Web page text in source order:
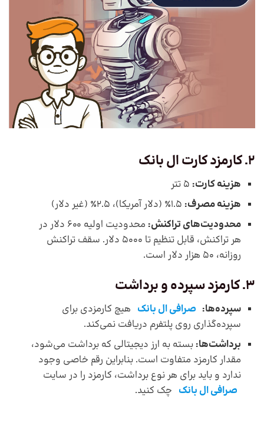
2. کارمزد کارت ال بانک
هزینه کارت:
هزینه مصرف:
محدودیت‌های تراکنش:
محدودیت اولیه 600 دلار در
هر تراکنش، قابل تنظیم تا 5000 دلار. سقف تراکنش
روزانه، 50 هزار دلار است.
3. کارمزد سپرده و برداشت
سپرده‌ها: صرافی ال بانک هیچ کارمزدی برای
سپرده‌گذاری روی پلتفرم دریافت نمی‌کند.
برداشت‌ها: بسته به ارز دیجیتالی که برداشت می‌شود،
مقدار کارمزد متفاوت است. بنابراین رقم خاصی وجود
ندارد و باید برای هر نوع برداشت، کارمزد را در سایت
صرافی ال بانک چک کنید.